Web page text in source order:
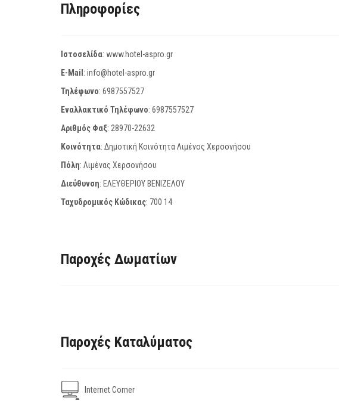
Πληροφορίες
Ιστοσελίδα: www.hotel-aspro.gr
E-Mail : info@hotel-aspro.gr
Τηλέφωνο: 6987557527
Εναλλακτικό Τηλέφωνο: 6987557527
Αριθμός Φαξ: 28970-22632
Κοινότητα: Δημοτική Κοινότητα Λιμένος Χερσονήσου
Πόλη: Λιμένας Χερσονήσου
Διεύθυνση: ΕΛΕΥΘΕΡΙΟΥ ΒΕΝΙΖΕΛΟΥ
Ταχυδρομικός Κώδικας: 700 14
Παροχές Δωματίων
Παροχές Καταλύματος
Internet Corner